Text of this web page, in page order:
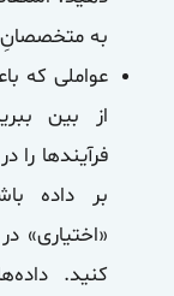
به متخصصانِ
عواملی که
از بین
فرآیند‌ها را
بر داده
«اختیاری»
کنید.